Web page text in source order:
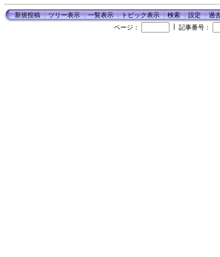
新規投稿┃ツリー表示┃一覧表示┃トピック表示┃検索┃設定┃過
ページ：
記事番号：